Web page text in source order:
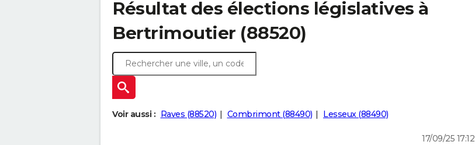
Résultat des élections législatives à
Bertrimoutier (88520)
Voir aussi : Raves (88520) Combrimont (88490) Lesseux (88490)
17/09/25 17:12